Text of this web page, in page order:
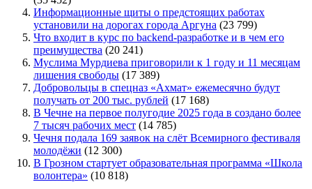
Информационные щиты о предстоящих работах
установили на дорогах города Аргуна (23 799)
Что входит в курс по backend-разработке и в чем его
преимущества (20 241)
Муслима Мурдиева приговорили к 1 году и 11 месяцам
лишения свободы (17 389)
Добровольцы в спецназ «Ахмат» ежемесячно будут
получать от 200 тыс. рублей (17 168)
В Чечне на первое полугодие 2025 года в создано более
7 тысяч рабочих мест (14 785)
Чечня подала 169 заявок на слёт Всемирного фестиваля
молодёжи (12 300)
В Грозном стартует образовательная программа «Школа
волонтера» (10 818)